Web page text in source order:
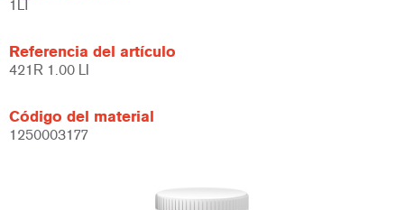
1LT
Referencia del artículo
421R 1.00 LI
Código del material
1250003177